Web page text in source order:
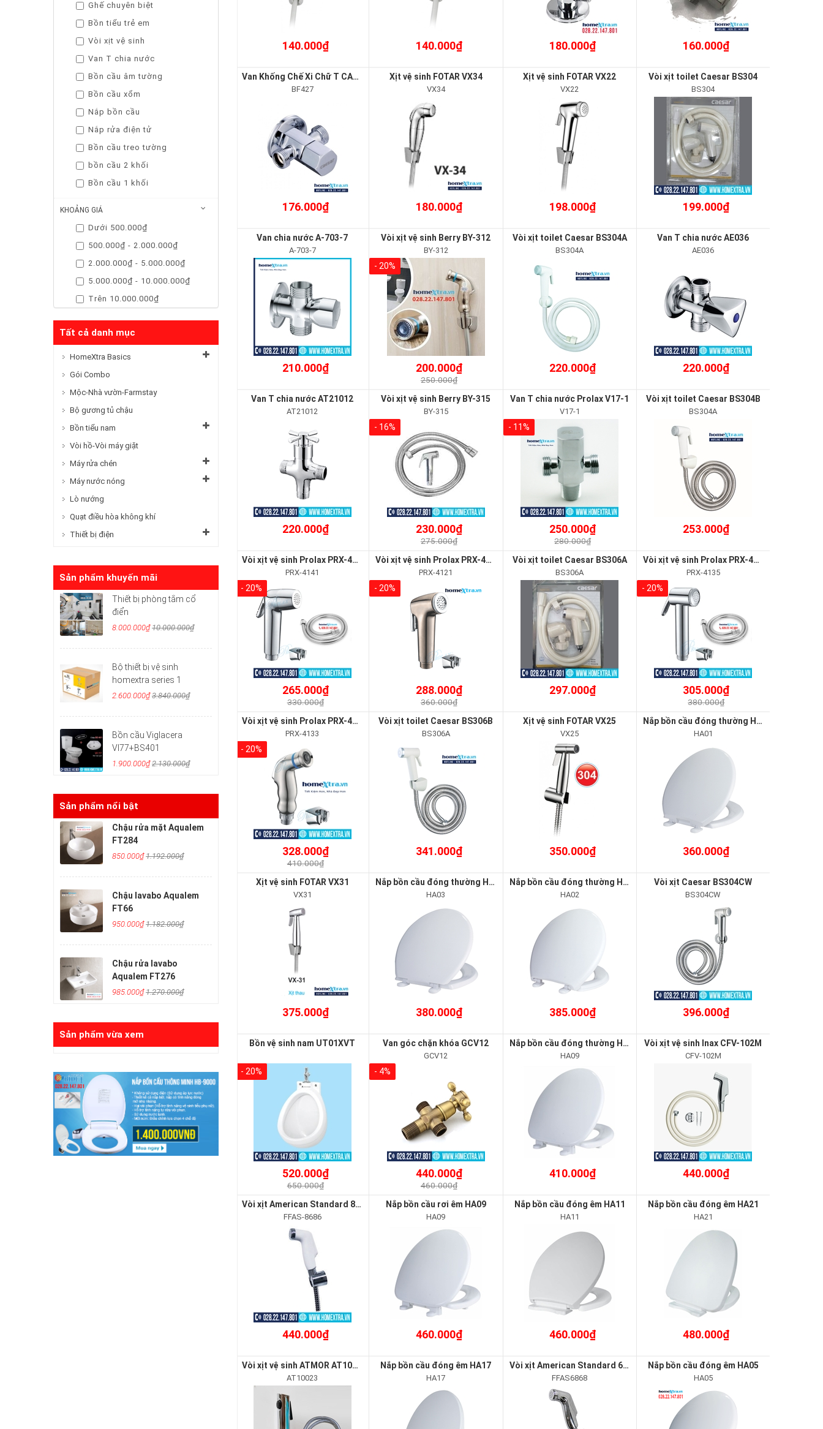
Ghế chuyên biệt
Bồn tiểu trẻ em
Vòi xịt vệ sinh
Van T chia nước
Bồn cầu âm tường
Bồn cầu xổm
Nắp bồn cầu
Nắp rửa điện tử
Bồn cầu treo tường
bồn cầu 2 khối
Bồn cầu 1 khối
KHOẢNG GIÁ
Dưới 500.000₫
500.000₫ - 2.000.000₫
2.000.000₫ - 5.000.000₫
5.000.000₫ - 10.000.000₫
Trên 10.000.000₫
Tất cả danh mục
HomeXtra Basics
Gói Combo
Mộc-Nhà vườn-Farmstay
Bộ gương tủ chậu
Bồn tiểu nam
Vòi hồ-Vòi máy giặt
Máy rửa chén
Máy nước nóng
Lò nướng
Quạt điều hòa không khí
Thiết bị điện
Sản phẩm khuyến mãi
Thiết bị phòng tắm cổ
điển
8.000.000₫ 10.000.000₫
Bộ thiết bị vệ sinh
homextra series 1
2.600.000₫ 3.840.000₫
Bồn cầu Viglacera
VI77+BS401
1.900.000₫ 2.130.000₫
Sản phẩm nổi bật
Chậu rửa mặt Aqualem
FT284
850.000₫ 1.192.000₫
Chậu lavabo Aqualem
FT66
950.000₫ 1.182.000₫
Chậu rửa lavabo
Aqualem FT276
985.000₫ 1.270.000₫
Sản phẩm vừa xem
140.000₫ 140.000₫ 180.000₫ 160.000₫
Van Khống Chế Xi Chữ T CAESAR BF427
BF427
176.000₫
Xịt vệ sinh FOTAR VX34
VX34
180.000₫
Xịt vệ sinh FOTAR VX22
VX22
198.000₫
Vòi xịt toilet Caesar BS304
BS304
199.000₫
Van chia nước A-703-7
A-703-7
210.000₫
Vòi xịt vệ sinh Berry BY-312
BY-312
- 20%
200.000₫
250.000₫
Vòi xịt toilet Caesar BS304A
BS304A
220.000₫
Van T chia nước AE036
AE036
220.000₫
Van T chia nước AT21012
AT21012
220.000₫
Vòi xịt vệ sinh Berry BY-315
BY-315
- 16%
230.000₫
275.000₫
Van T chia nước Prolax V17-1
V17-1
- 11%
250.000₫
280.000₫
Vòi xịt toilet Caesar BS304B
BS304A
253.000₫
Vòi xịt vệ sinh Prolax PRX-4141
PRX-4141
- 20%
265.000₫
330.000₫
Vòi xịt vệ sinh Prolax PRX-4121
PRX-4121
- 20%
288.000₫
360.000₫
Vòi xịt toilet Caesar BS306A
BS306A
297.000₫
Vòi xịt vệ sinh Prolax PRX-4135
PRX-4135
- 20%
305.000₫
380.000₫
Vòi xịt vệ sinh Prolax PRX-4133
PRX-4133
- 20%
328.000₫
410.000₫
Vòi xịt toilet Caesar BS306B
BS306A
341.000₫
Xịt vệ sinh FOTAR VX25
VX25
350.000₫
Nắp bồn cầu đóng thường HA01
HA01
360.000₫
Xịt vệ sinh FOTAR VX31
VX31
375.000₫
Nắp bồn cầu đóng thường HA03
HA03
380.000₫
Nắp bồn cầu đóng thường HA02
HA02
385.000₫
Vòi xịt Caesar BS304CW
BS304CW
396.000₫
Bồn vệ sinh nam UT01XVT
- 20%
520.000₫
650.000₫
Van góc chặn khóa GCV12
GCV12
- 4%
440.000₫
460.000₫
Nắp bồn cầu đóng thường HA09
HA09
410.000₫
Vòi xịt vệ sinh Inax CFV-102M
CFV-102M
440.000₫
Vòi xịt American Standard 8686
FFAS-8686
440.000₫
Nắp bồn cầu rơi êm HA09
HA09
460.000₫
Nắp bồn cầu đóng êm HA11
HA11
460.000₫
Nắp bồn cầu đóng êm HA21
HA21
480.000₫
Vòi xịt vệ sinh ATMOR AT10023
AT10023
Nắp bồn cầu đóng êm HA17
HA17
Vòi xịt American Standard 6868
FFAS6868
Nắp bồn cầu đóng êm HA05
HA05